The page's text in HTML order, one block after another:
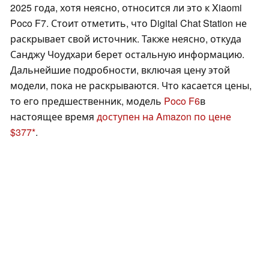
2025 года, хотя неясно, относится ли это к Xiaomi
Poco F7. Стоит отметить, что Digital Chat Station не
раскрывает свой источник. Также неясно, откуда
Санджу Чоудхари берет остальную информацию.
Дальнейшие подробности, включая цену этой
модели, пока не раскрываются. Что касается цены,
то его предшественник, модель Poco F6в
настоящее время доступен на Amazon по цене
$377 .